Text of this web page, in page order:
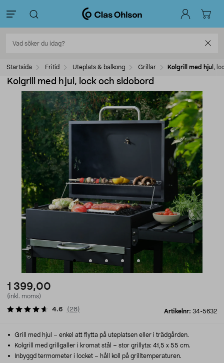
Startsida Fritid Uteplats & balkong Grillar Kolgrill med hjul,
Kolgrill med hjul, lock och sidobord
1 399,00
(inkl. moms)
Artikelnr: 34-5632
4.6 ( 28)
Grill med hjul – enkel att flytta på uteplatsen eller i trädgården.
Kolgrill med grillgaller i kromat stål – stor grillyta: 41,5 x 55 cm.
Inbyggd termometer i locket – håll koll på grilltemperaturen.